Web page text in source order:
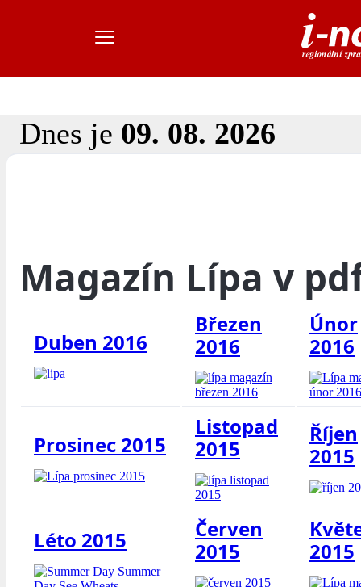
Dnes je 09. 08. 2026
Magazín Lípa v
Duben 2016
Březen
2016
Únor
2016
Prosinec 2015
Listopad
2015
Říjen
2015
Léto 2015
Červen
2015
2015